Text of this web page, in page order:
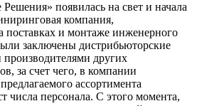
появилась на свет и начала
компания,
поставках и монтаже инженерного
заключены дистрибьюторские
других
за счет чего, в компании
ассортимента
числа персонала. С этого момента,